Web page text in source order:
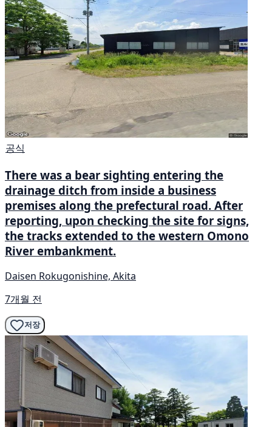
공식
There was a bear sighting entering the
drainage ditch from inside a business
premises along the prefectural road. After
reporting, upon checking the site for signs,
the tracks extended to the western Omono
River embankment.
Daisen Rokugonishine, Akita
7개월 전
저장